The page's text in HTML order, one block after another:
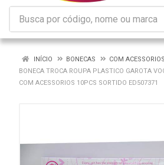
INÍCIO BONECAS
COM ACESSORIOS
BONECA TROCA ROUPA PLASTICO GAROTA
COM ACESSORIOS 10PCS SORTIDO ED507371